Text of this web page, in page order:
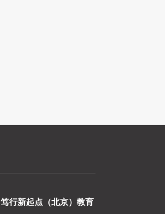
笃行新起点（北京）教育